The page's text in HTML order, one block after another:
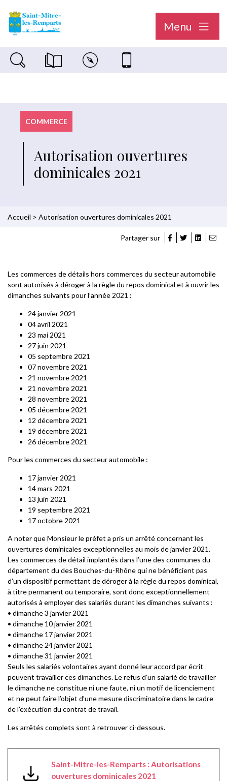
Menu
Recherche sur le siteMagazine municipal "Le Saint-Mitréen"
Carte interactiveNous contacter
COMMERCE
Autorisation ouvertures
dominicales 2021
Accueil > Autorisation ouvertures dominicales 2021
Partager sur
Les commerces de détails hors commerces du secteur automobile
sont autorisés à déroger à la règle du repos dominical et à ouvrir les
dimanches suivants pour l’année 2021 :
24 janvier 2021
04 avril 2021
23 mai 2021
27 juin 2021
05 septembre 2021
07 novembre 2021
21 novembre 2021
21 novembre 2021
28 novembre 2021
05 décembre 2021
12 décembre 2021
19 décembre 2021
26 décembre 2021
Pour les commerces du secteur automobile :
17 janvier 2021
14 mars 2021
13 juin 2021
19 septembre 2021
17 octobre 2021
A noter que Monsieur le préfet a pris un arrêté concernant les
ouvertures dominicales exceptionnelles au mois de janvier 2021.
Les commerces de détail implantés dans l’une des communes du
département du des Bouches-du-Rhône qui ne bénéficient pas
d’un dispositif permettant de déroger à la règle du repos dominical,
à titre permanent ou temporaire, sont donc exceptionnellement
autorisés à employer des salariés durant les dimanches suivants :
• dimanche 3 janvier 2021
• dimanche 10 janvier 2021
• dimanche 17 janvier 2021
• dimanche 24 janvier 2021
• dimanche 31 janvier 2021
Seuls les salariés volontaires ayant donné leur accord par écrit
peuvent travailler ces dimanches. Le refus d’un salarié de travailler
le dimanche ne constitue ni une faute, ni un motif de licenciement
et ne peut faire l’objet d’une mesure discriminatoire dans le cadre
de l’exécution du contrat de travail.
Les arrêtés complets sont à retrouver ci-dessous.
Saint-Mitre-les-Remparts : Autorisations
ouvertures dominicales 2021